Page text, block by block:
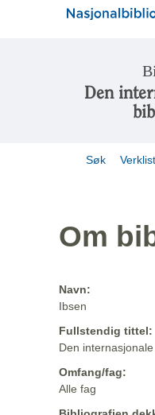
Den
Søk
Om
Navn:
Ibsen
Fullstendig tittel:
Den
Omfang/fag:
Alle fag